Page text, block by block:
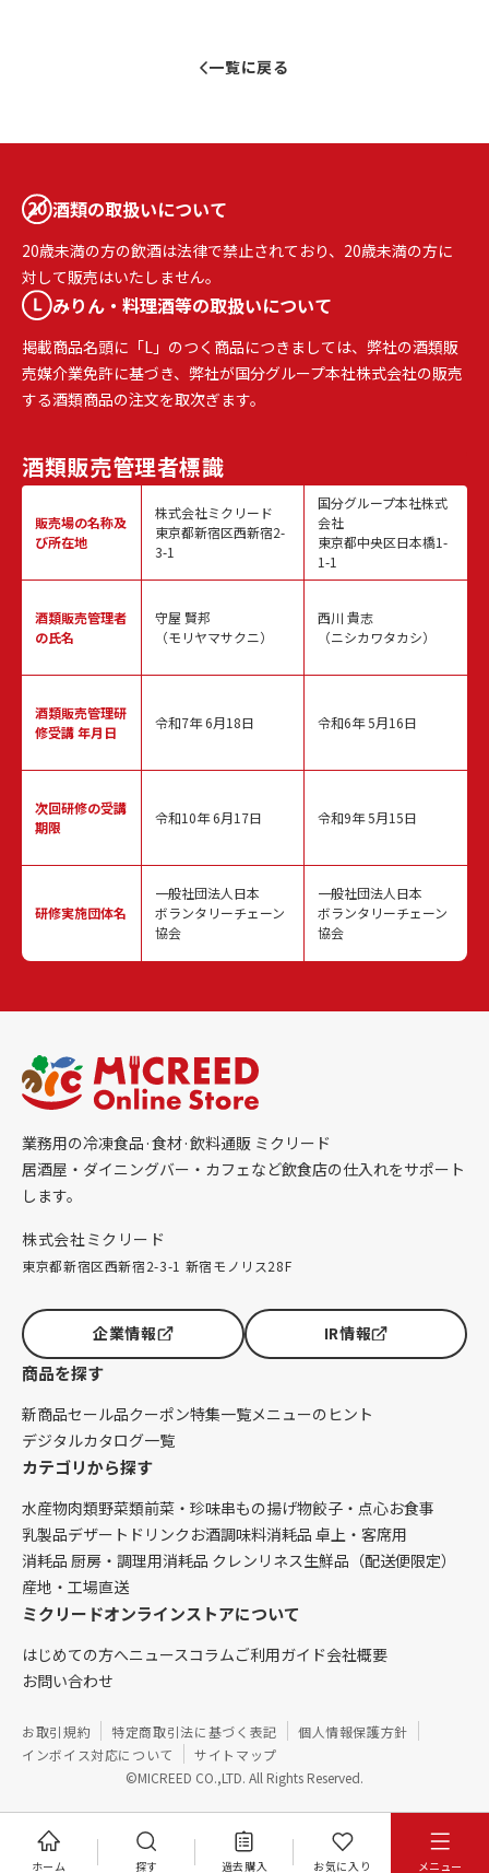
ホーム 探す 過去購入 お気に入り メニュー
一覧に戻る
酒類の取扱いについて
20歳未満の方の飲酒は法律で禁止されており、20歳未満の方に
対して販売はいたしません。
みりん・料理酒等の取扱いについて
掲載商品名頭に「L」のつく商品につきましては、弊社の酒類販
売媒介業免許に基づき、弊社が国分グループ本社株式会社の販売
する酒類商品の注文を取次ぎます。
酒類販売管理者標識
販売場の名称及
び所在地
酒類販売管理者
の氏名
酒類販売管理研
修受講 年月日
次回研修の受講
期限
研修実施団体名
株式会社ミクリード
東京都新宿区西新宿2-
3-1
守屋 賢邦
（モリヤマサクニ）
令和7年 6月18日
令和10年 6月17日
一般社団法人日本
ボランタリーチェーン
協会
国分グループ本社株式
会社
東京都中央区日本橋1-
1-1
西川 貴志
（ニシカワタカシ）
令和6年 5月16日
令和9年 5月15日
一般社団法人日本
ボランタリーチェーン
協会
業務用の冷凍食品·食材·飲料通販 ミクリード
居酒屋・ダイニングバー・カフェなど飲食店の仕入れをサポート
します。
株式会社ミクリード
東京都新宿区西新宿2-3-1 新宿モノリス28F
企業情報 IR情報
商品を探す
新商品セール品クーポン特集一覧メニューのヒント
デジタルカタログ一覧
カテゴリから探す
水産物肉類野菜類前菜・珍味串もの揚げ物餃子・点心お食事
乳製品デザート ドリンク お酒調味料消耗品 卓上・客席用
消耗品 厨房・調理用消耗品 クレンリネス生鮮品（配送便限定）
産地・工場直送
ミクリードオンラインストアについて
はじめての方へニュースコラムご利用ガイド会社概要
お問い合わせ
©MICREED CO.,LTD. All Rights Reserved.
お取引規約 特定商取引法に基づく表記
個人情報保護方針
インボイス対応について
サイトマップ